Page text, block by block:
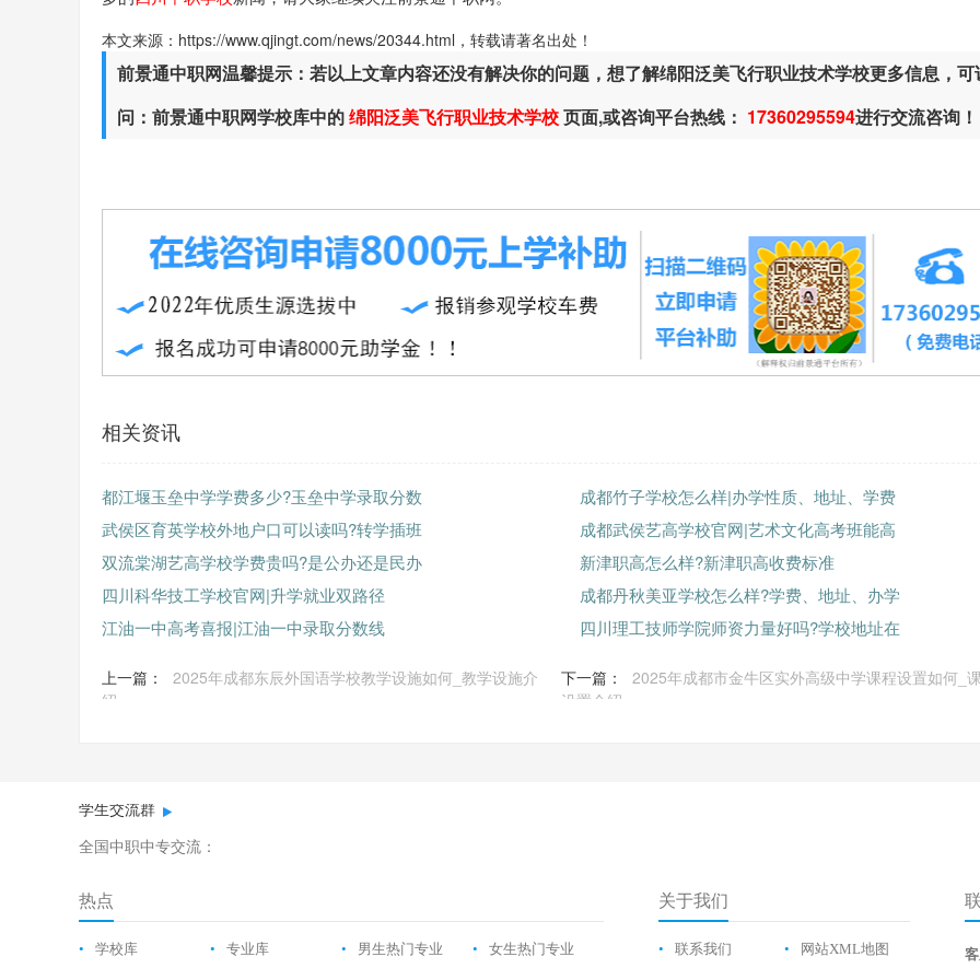
本文来源：https://www.qjingt.com/news/20344.html，转载请著名出处！
前景通中职网温馨提示：若以上文章内容还没有解决你的问题，想了解绵阳泛美飞行职业技术学校更多信息，可
问：前景通中职网学校库中的绵阳泛美飞行职业技术学校页面,或咨询平台热线： 17360295594进行交流咨询！
相关资讯
都江堰玉垒中学学费多少?玉垒中学录取分数
成都竹子学校怎么样|办学性质、地址、学费
武侯区育英学校外地户口可以读吗?转学插班
成都武侯艺高学校官网|艺术文化高考班能高
双流棠湖艺高学校学费贵吗?是公办还是民办
新津职高怎么样?新津职高收费标准
四川科华技工学校官网|升学就业双路径
成都丹秋美亚学校怎么样?学费、地址、办学
江油一中高考喜报|江油一中录取分数线
四川理工技师学院师资力量好吗?学校地址在
上一篇：
2025年成都东辰外国语学校教学设施如何_教学设施介
绍
下一篇：
2025年成都市金牛区实外高级中学课程设置如何_
设置介绍
学生交流群
全国中职中专交流：
热点
• 学校库 • 专业库 • 男生热门专业 • 女生热门专业
关于我们
• 联系我们 • 网站XML地图